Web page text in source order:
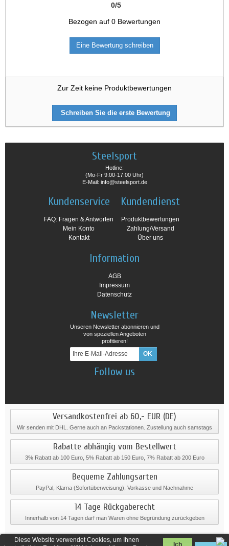
Diese Website verwendet Cookies, um Ihnen
Ich
0/5
Bezogen auf 0 Bewertungen
Eine Bewertung schreiben
Zur Zeit keine Produktbewertungen
Schreiben Sie die erste Bewertung
Steelsport
Hotline:
(Mo-Fr 9:00-17:00 Uhr)
E-Mail: info@steelsport.de
Kundenservice
FAQ: Fragen & Antworten
Mein Konto
Kontakt
Kundendienst
Produktbewertungen
Zahlung/Versand
Über uns
Information
AGB
Impressum
Datenschutz
Newsletter
Unseren Newsletter abonnieren und
von speziellen Angeboten
profitieren!
Follow us
Versandkostenfrei ab 60,- EUR (DE)
Wir senden mit DHL. Gerne auch an Packstationen. Zustellung auch samstags
Rabatte abhängig vom Bestellwert
3% Rabatt ab 100 Euro, 5% Rabatt ab 150 Euro, 7% Rabatt ab 200 Euro
Bequeme Zahlungsarten
PayPal, Klarna (Sofortüberweisung), Vorkasse und Nachnahme
14 Tage Rückgaberecht
Innerhalb von 14 Tagen darf man Waren ohne Begründung zurückgeben